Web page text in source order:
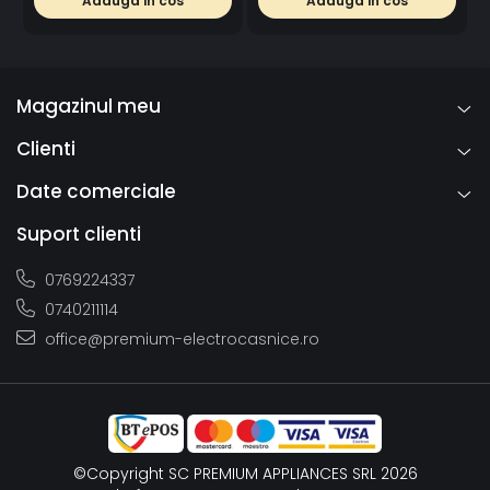
deschiderea uşii.
Fructe & legume mereu
proaspete
Salată crocantă sau căpşuni: Cele mai sensibile produse
alimentare merită un loc special, pentru a rămâne
Control electronic, Argintiu
Magazinul meu
Clienti
Date comerciale
Suport clienti
0769224337
0740211114
office@premium-electrocasnice.ro
©Copyright SC PREMIUM APPLIANCES SRL 2026